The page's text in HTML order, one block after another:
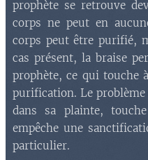
prophète se retrouve
corps ne peut en
corps peut être purifié,
cas présent, la braise
prophète, ce qui touche
purification. Le problème
dans sa plainte,
empêche une
particulier.